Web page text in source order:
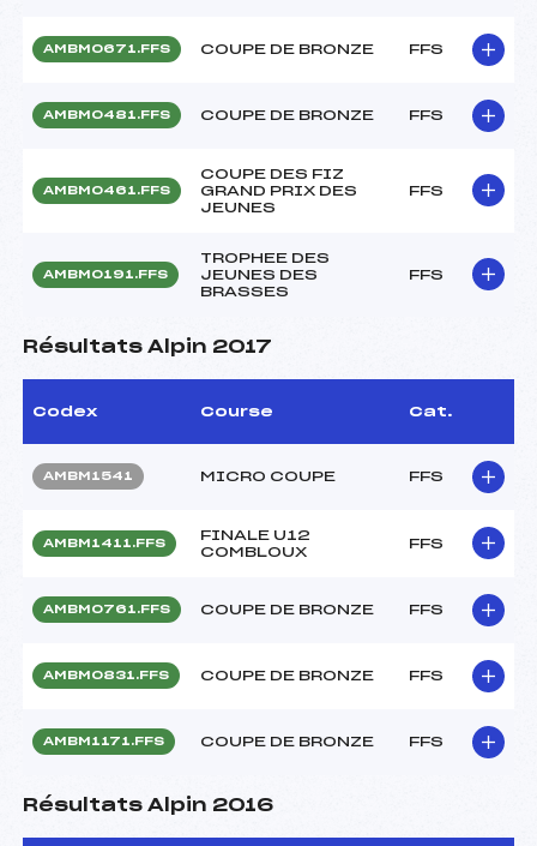
AMBM0671.FFS COUPE DE BRONZE FFS
AMBM0481.FFS COUPE DE BRONZE FFS
AMBM0461.FFS
COUPE DES FIZ
GRAND PRIX DES
JEUNES
FFS
AMBM0191.FFS
TROPHEE DES
JEUNES DES
BRASSES
FFS
Résultats Alpin 2017
Codex Course Cat.
AMBM1541 MICRO COUPE FFS
AMBM1411.FFS
FINALE U12
COMBLOUX
FFS
AMBM0761.FFS COUPE DE BRONZE FFS
AMBM0831.FFS COUPE DE BRONZE FFS
AMBM1171.FFS COUPE DE BRONZE FFS
Résultats Alpin 2016